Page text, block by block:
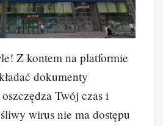
Z kontem na platformie
dokumenty
Twój czas i
wirus nie ma dostępu